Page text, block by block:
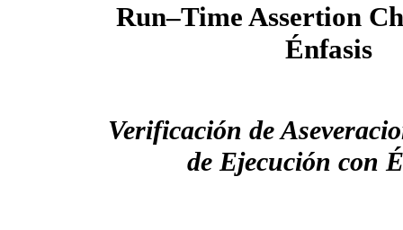
Run–Time Assertion
Énfasis
Verificación de
de Ejecución con